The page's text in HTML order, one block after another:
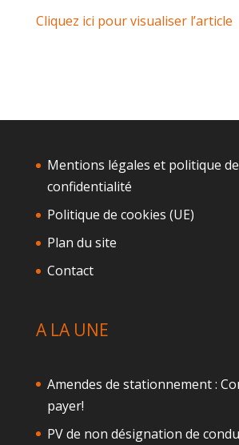
Cliquez ici pour visualiser l’article
Mentions légales et politique de
confidentialité
Politique de cookies (UE)
Plan du site
Contact
A LA UNE
Amendes de stationnement :
payer!
PV de non désignation de